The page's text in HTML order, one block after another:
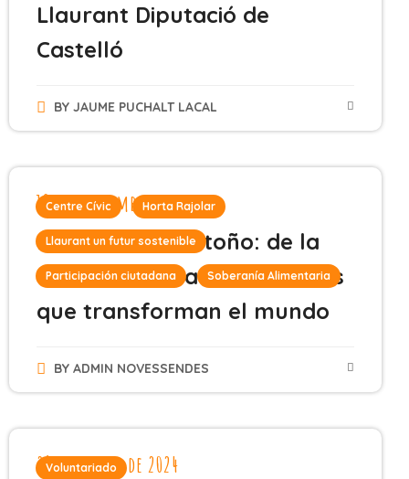
Llaurant Diputació de
Castelló
BYJAUME PUCHALT LACAL
Centre Cívic Horta Rajolar
Llaurant un futur sostenible
Participación ciutadana Soberanía Alimentaria
19 de septiembre de 2024
Formación de otoño: de la
tierra al mercado, alimentos
que transforman el mundo
BYADMIN NOVESSENDES
Voluntariado
28 de agosto de 2024